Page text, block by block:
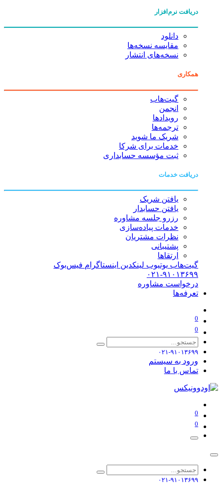
دریافت نرم‌افزار
دانلود
مقایسه نسخه‌ها
نسخه‌های انتشار
همکاری
گیت‌هاب
انجمن
رویدادها
ترجمه‌ها
شریک ما شوید
خدمات برای شرکا
ثبت مؤسسه حسابداری
دریافت خدمات
یافتن شریک
یافتن حسابدار
رزرو جلسه مشاوره
خدمات پیاده‌سازی
نظرات مشتریان
پشتیبانی
ارتقاها
گیت‌هاب یوتیوب لینکدین اینستاگرام فیس‌بوک
۰۲۱-۹۱۰۱۳۶۹۹
درخواست مشاوره
تعرفه‌ها
0
0
۰۲۱-۹۱۰۱۳۶۹۹
ورود به سیستم
تماس با ما
0
0
۰۲۱-۹۱۰۱۳۶۹۹